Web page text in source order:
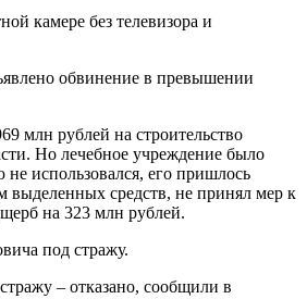
камере без телевизора и
обвинение в превышении
млн рублей на строительство
Но лечебное учреждение было
не использовался, его пришлось
выделенных средств, не принял мер к
на 323 млн рублей.
под стражу.
– отказано, сообщили в